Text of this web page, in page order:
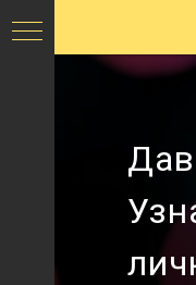
классы
НЛП